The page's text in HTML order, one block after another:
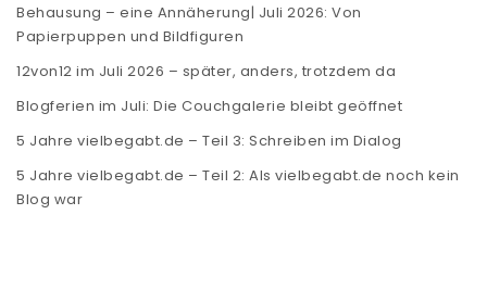
Behausung – eine Annäherung| Juli 2026: Von
Papierpuppen und Bildfiguren
12von12 im Juli 2026 – später, anders, trotzdem da
Blogferien im Juli: Die Couchgalerie bleibt geöffnet
5 Jahre vielbegabt.de – Teil 3: Schreiben im Dialog
5 Jahre vielbegabt.de – Teil 2: Als vielbegabt.de noch kein
Blog war